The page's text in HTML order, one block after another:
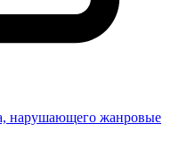
нарушающего жанровые